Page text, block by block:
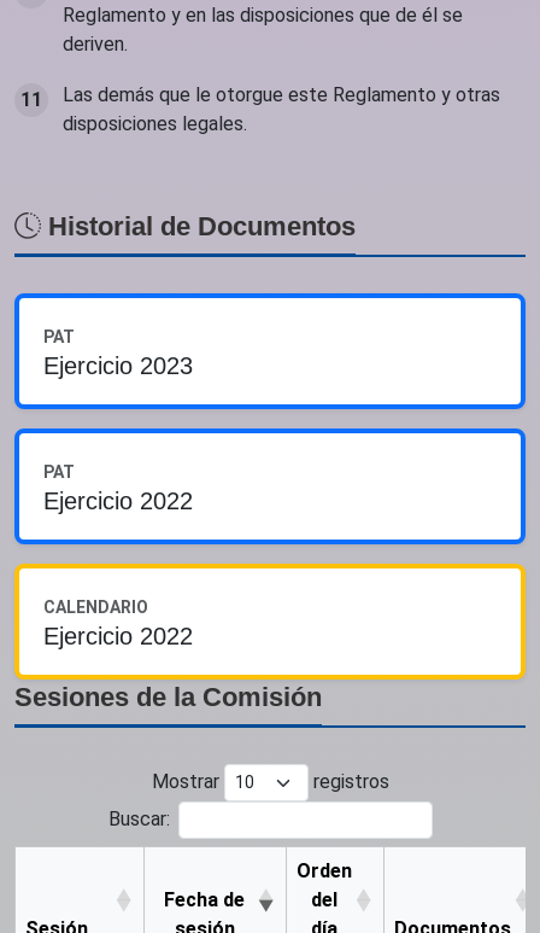
Reglamento y en las disposiciones que de él se
deriven.
Las demás que le otorgue este Reglamento y otras
disposiciones legales.
Historial de Documentos
PAT
Ejercicio 2023
PAT
Ejercicio 2022
CALENDARIO
Ejercicio 2022
Sesiones de la Comisión
Mostrar
registros
Buscar:
Fecha de
Orden
del